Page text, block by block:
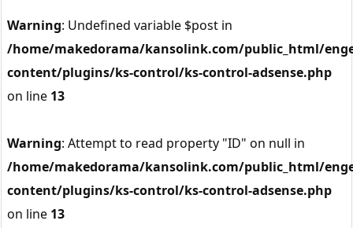
Warning: Undefined variable $post in
/home/makedorama/kansolink.com/public_html/
content/plugins/ks-control/ks-control-adsense.php
on line 13
Warning: Attempt to read property "ID" on null in
/home/makedorama/kansolink.com/public_html/
content/plugins/ks-control/ks-control-adsense.php
on line 13